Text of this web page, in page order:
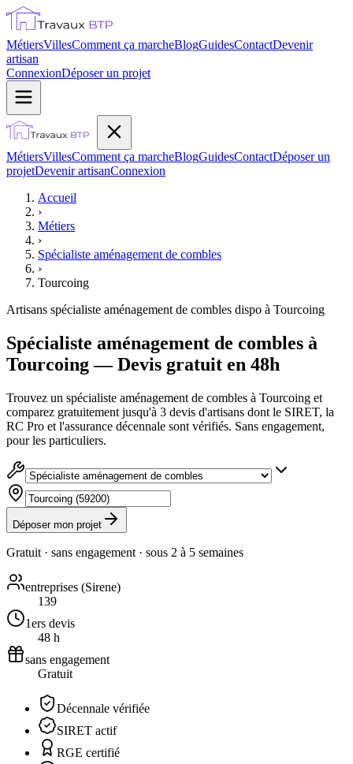
MétiersVillesComment ça marcheBlogGuidesContactDevenir
artisan
ConnexionDéposer un projet
MétiersVillesComment ça marcheBlogGuidesContactDéposer un
projetDevenir artisanConnexion
Accueil
›
Métiers
›
Spécialiste aménagement de combles
›
Tourcoing
Artisans spécialiste aménagement de combles dispo à Tourcoing
Spécialiste aménagement de combles à
Tourcoing — Devis gratuit en 48h
Trouvez un spécialiste aménagement de combles à Tourcoing et
comparez gratuitement jusqu'à 3 devis d'artisans dont le SIRET, la
RC Pro et l'assurance décennale sont vérifiés. Sans engagement,
pour les particuliers.
Déposer mon projet
Gratuit · sans engagement · sous 2 à 5 semaines
entreprises (Sirene)
139
1ers devis
48 h
sans engagement
Gratuit
Décennale vérifiée
SIRET actif
RGE certifié